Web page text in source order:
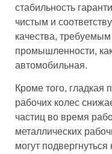
стабильность
чистым и
качества,
промышленности,
автомобильная.
Кроме того, гладкая
рабочих колес
частиц во время
металлических
могут